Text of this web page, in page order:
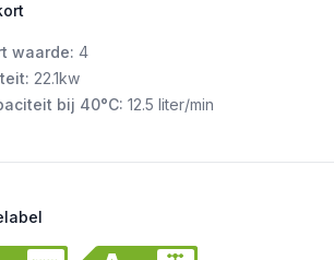
waarde: 4
22.1kw
bij 40°C: 12.5 liter/min